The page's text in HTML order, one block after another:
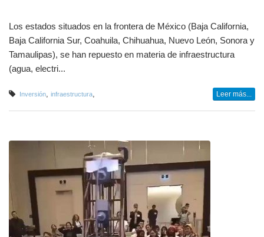
Los estados situados en la frontera de México (Baja California,
Baja California Sur, Coahuila, Chihuahua, Nuevo León, Sonora y
Tamaulipas), se han repuesto en materia de infraestructura
(agua, electri...
Inversión infraestructura Leer más...